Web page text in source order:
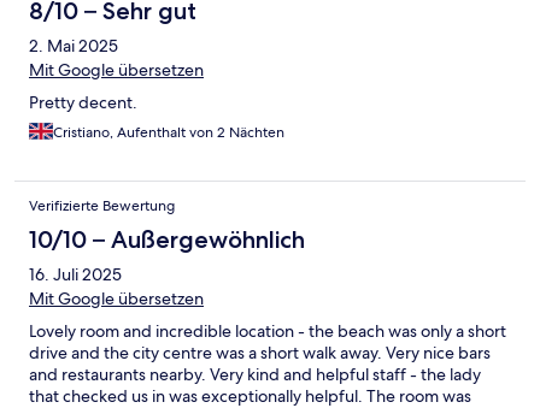
8/10 – Sehr gut
2. Mai 2025
Mit Google übersetzen
Pretty decent.
Cristiano, Aufenthalt von 2 Nächten
Verifizierte Bewertung
10/10 – Außergewöhnlich
16. Juli 2025
Mit Google übersetzen
Lovely room and incredible location - the beach was only a short
drive and the city centre was a short walk away. Very nice bars
and restaurants nearby. Very kind and helpful staff - the lady
that checked us in was exceptionally helpful. The room was